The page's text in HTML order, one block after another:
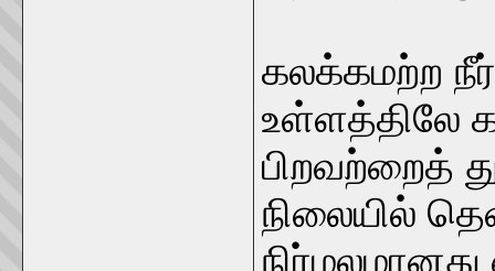
கலக்கமற்ற
உள்ளத்திலே
பிறவற்றைத்
நிலையில்